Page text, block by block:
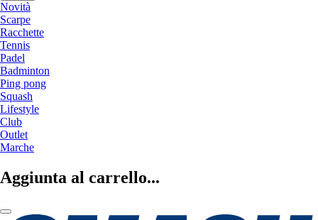
Novità
Scarpe
Racchette
Tennis
Padel
Badminton
Ping pong
Squash
Lifestyle
Club
Outlet
Marche
Aggiunta al carrello...